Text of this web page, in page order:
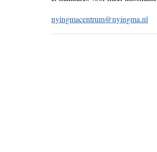
nyingmacentrum@nyingma.nl